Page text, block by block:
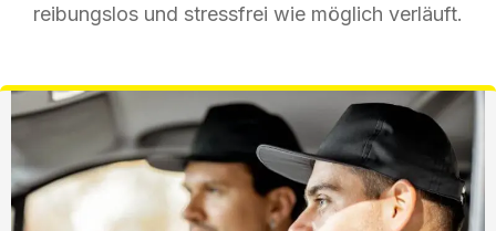
reibungslos und stressfrei wie möglich verläuft.